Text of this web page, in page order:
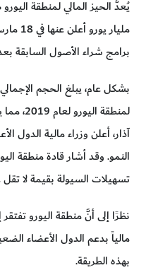
برامج شراء الأصول السابقة بعد
النمو. وقد أشار قادة منطقة
تسهيلات السيولة بقيمة لا تقل عن 10٪ من الناتج المحلي الإجمالي - مثل مخطَّطات الضمان العام ومدفوعات
مالياً بدعم الدول الأعضاء
بهذه الطريقة.